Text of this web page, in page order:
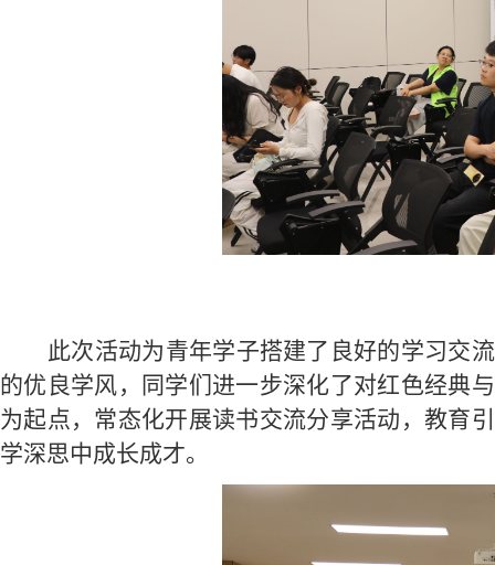
此次活动为青年学子搭建了良好的学习交
的优良学风，同学们 进一步深化了对红色经典
为起点，常态化开展读书交流分享活动， 教育
学深思中成长成才。